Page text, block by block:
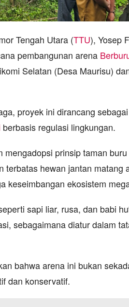
Tengah Utara (TTU), Yosep
pembangunan arena
Selatan (Desa Maurisu)
proyek ini dirancang
berbasis regulasi lingkungan.
mengadopsi prinsip taman
terbatas hewan jantan matang
keseimbangan ekosistem
sapi liar, rusa, dan babi
sebagaimana diatur dalam
bahwa arena ini bukan
dan konservatif.